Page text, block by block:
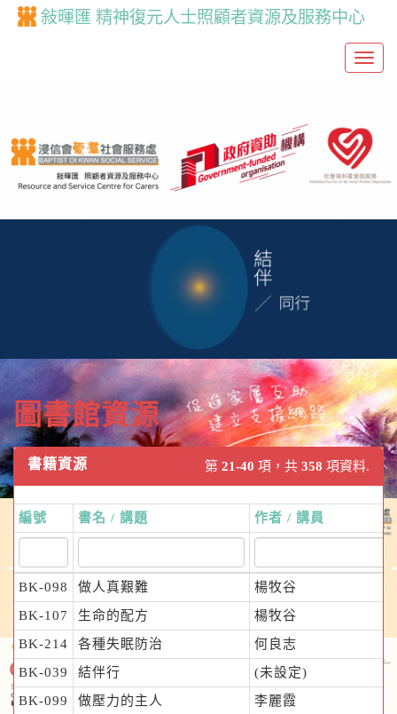
敍暉匯 精神復元人士照顧者資源及服務中心
T
e
n
v
圖書館資源
第 21-40 項，共 358 項資料.
書籍資源
編號 書名 / 講題 作者 / 講員
BK-098 做人真艱難
楊牧谷
BK-107
生命的配方
楊牧谷
BK-214
各種失眠防治
何良志
BK-039
結伴行
(未設定)
BK-099
做壓力的主人
李麗霞